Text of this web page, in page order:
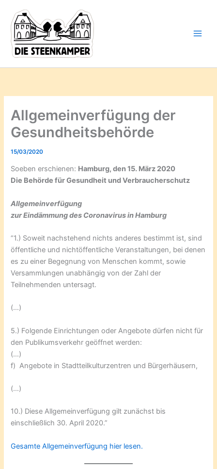
Inhalt
springen
Allgemeinverfügung der
Gesundheitsbehörde
15/03/2020
Soeben erschienen: Hamburg, den 15. März 2020
Die Behörde für Gesundheit und Verbraucherschutz
Allgemeinverfügung
zur Eindämmung des Coronavirus in Hamburg
“1.) Soweit nachstehend nichts anderes bestimmt ist, sind
öffentliche und nichtöffentliche Veranstaltungen, bei denen
es zu einer Begegnung von Menschen kommt, sowie
Versammlungen unabhängig von der Zahl der
Teilnehmenden untersagt.
(…)
5.) Folgende Einrichtungen oder Angebote dürfen nicht für
den Publikumsverkehr geöffnet werden:
(…)
f) Angebote in Stadtteilkulturzentren und Bürgerhäusern,
(…)
10.) Diese Allgemeinverfügung gilt zunächst bis
einschließlich 30. April 2020.”
Gesamte Allgemeinverfügung hier lesen.
deine
Mail-
Adresse
ein ...